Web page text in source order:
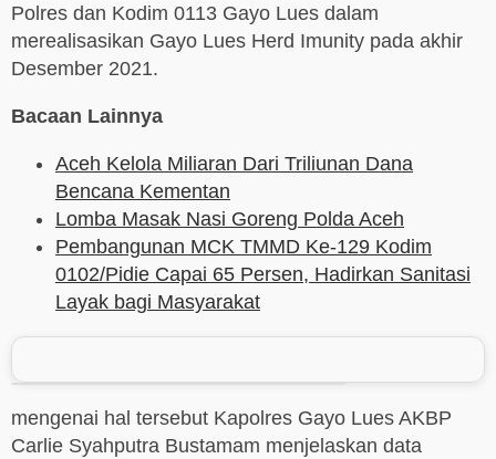
Polres dan Kodim 0113 Gayo Lues dalam
merealisasikan Gayo Lues Herd Imunity pada akhir
Desember 2021.
Bacaan Lainnya
Aceh Kelola Miliaran Dari Triliunan Dana
Bencana Kementan
Lomba Masak Nasi Goreng Polda Aceh
Pembangunan MCK TMMD Ke-129 Kodim
0102/Pidie Capai 65 Persen, Hadirkan Sanitasi
Layak bagi Masyarakat
mengenai hal tersebut Kapolres Gayo Lues AKBP
Carlie Syahputra Bustamam menjelaskan data